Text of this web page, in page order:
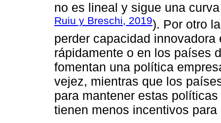
no es lineal y sigue una
Ruiu y Breschi, 2019). Por otro
perder capacidad
rápidamente o en los países
fomentan una política
vejez, mientras que los
para mantener estas
tienen menos incentivos para